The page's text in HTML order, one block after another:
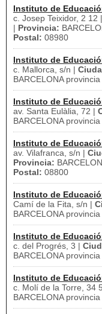
Instituto de
c. Josep Teixidor, 2 12 |
| Provincia:
Postal: 08980
Instituto de
c. Mallorca, s/n |
BARCELONA
Instituto de
av. Santa Eulàlia, 72 |
BARCELONA
Instituto de
av. Vilafranca, s/n |
Provincia:
Postal: 08800
Instituto de
Camí de la Fita, s/n |
BARCELONA
Instituto de
c. del Progrés, 3 |
BARCELONA
Instituto de
c. Molí de la Torre, 34
BARCELONA